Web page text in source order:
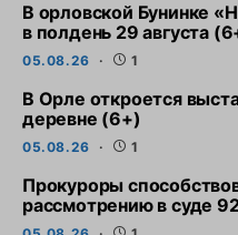
В орловской Бунинке
в полдень 29 августа
05.08.26 1
В Орле откроется
деревне (6+)
05.08.26 1
Прокуроры
рассмотрению в суде